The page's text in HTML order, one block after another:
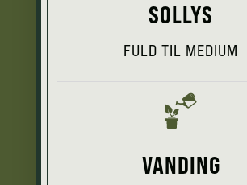
SOLLYS
FULD TIL MEDIUM
VANDING